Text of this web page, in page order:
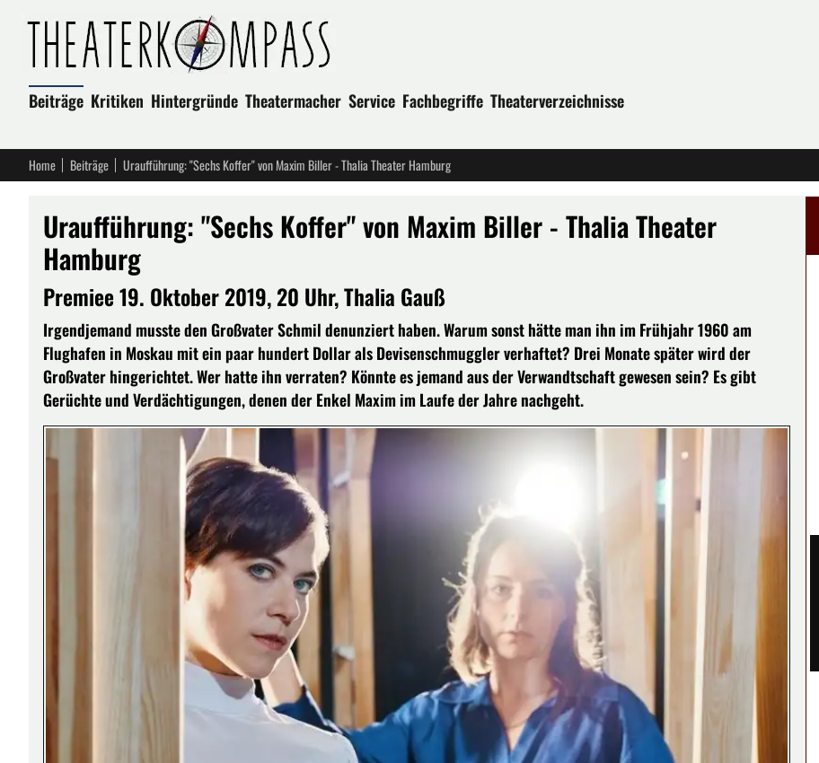
Beiträge Kritiken Hintergründe Theatermacher Service Fachbegriffe Theaterverzeichnisse
Home Beiträge Uraufführung: "Sechs Koffer" von Maxim Biller - Thalia Theater Hamburg
Uraufführung: "Sechs Koffer" von Maxim Biller - Thalia Theater
Hamburg
Premiee 19. Oktober 2019, 20 Uhr, Thalia Gauß
Irgendjemand musste den Großvater Schmil denunziert haben. Warum sonst hätte man ihn im Frühjahr 1960 am
Flughafen in Moskau mit ein paar hundert Dollar als Devisenschmuggler verhaftet? Drei Monate später wird der
Großvater hingerichtet. Wer hatte ihn verraten? Könnte es jemand aus der Verwandtschaft gewesen sein? Es gibt
Gerüchte und Verdächtigungen, denen der Enkel Maxim im Laufe der Jahre nachgeht.